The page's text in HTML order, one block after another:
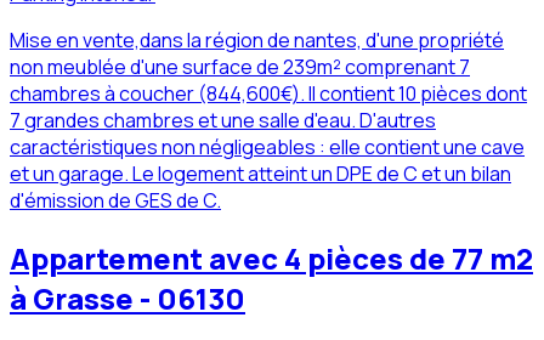
Mise en vente,dans la région de nantes, d'une propriété
non meublée d'une surface de 239m² comprenant 7
chambres à coucher (844,600€). Il contient 10 pièces dont
7 grandes chambres et une salle d'eau. D'autres
caractéristiques non négligeables : elle contient une cave
et un garage. Le logement atteint un DPE de C et un bilan
d'émission de GES de C.
Appartement avec 4 pièces de 77 m2
à Grasse - 06130